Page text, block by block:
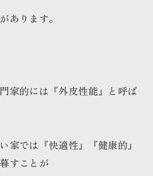
あります。
家的には『外皮性能』と呼ば
家では『快適性』『健康的』
すことが